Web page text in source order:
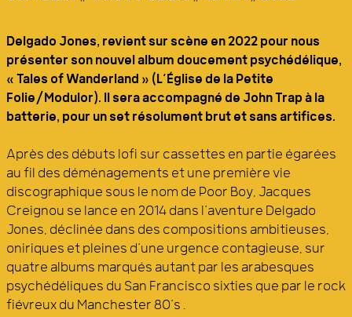
Delgado Jones, revient sur scène en 2022 pour nous
présenter son nouvel album doucement psychédélique,
« Tales of Wanderland » (L’Église de la Petite
Folie/Modulor). Il sera accompagné de John Trap à la
batterie, pour un set résolument brut et sans artifices.
Après des débuts lofi sur cassettes en partie égarées
au fil des déménagements et une première vie
discographique sous le nom de Poor Boy, Jacques
Creignou se lance en 2014 dans l’aventure Delgado
Jones, déclinée dans des compositions ambitieuses,
oniriques et pleines d’une urgence contagieuse, sur
quatre albums marqués autant par les arabesques
psychédéliques du San Francisco sixties que par le rock
fiévreux du Manchester 80’s .